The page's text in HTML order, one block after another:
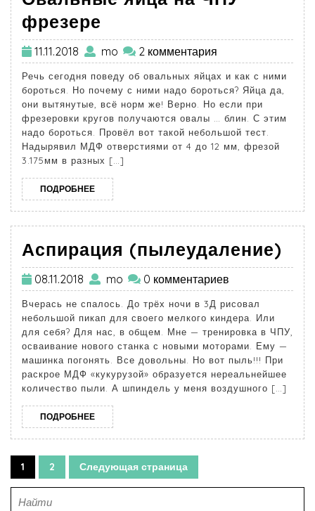
фрезере
11.11.2018 mo 2 комментария
Речь сегодня поведу об овальных яйцах и как с ними
бороться. Но почему с ними надо бороться? Яйца да,
они вытянутые, всё норм же! Верно. Но если при
фрезеровки кругов получаются овалы … блин. С этим
надо бороться. Провёл вот такой небольшой тест.
Надырявил МДФ отверстиями от 4 до 12 мм, фрезой
3.175мм в разных […]
ПОДРОБНЕЕ
Аспирация (пылеудаление)
08.11.2018 mo 0 комментариев
Вчерась не спалось. До трёх ночи в 3Д рисовал
небольшой пикап для своего мелкого киндера. Или
для себя? Для нас, в общем. Мне — тренировка в ЧПУ,
осваивание нового станка с новыми моторами. Ему —
машинка погонять. Все довольны. Но вот пыль!!! При
раскрое МДФ «кукурузой» образуется нереальнейшее
количество пыли. А шпиндель у меня воздушного […]
ПОДРОБНЕЕ
1 2 Следующая страница